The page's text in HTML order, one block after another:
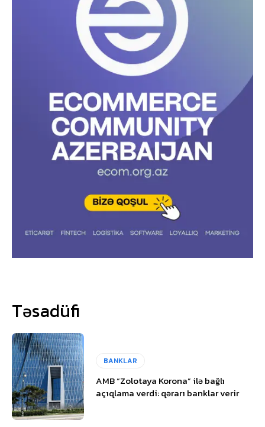
Təsadüfi
BANKLAR
AMB “Zolotaya Korona” ilə bağlı
açıqlama verdi: qərarı banklar verir